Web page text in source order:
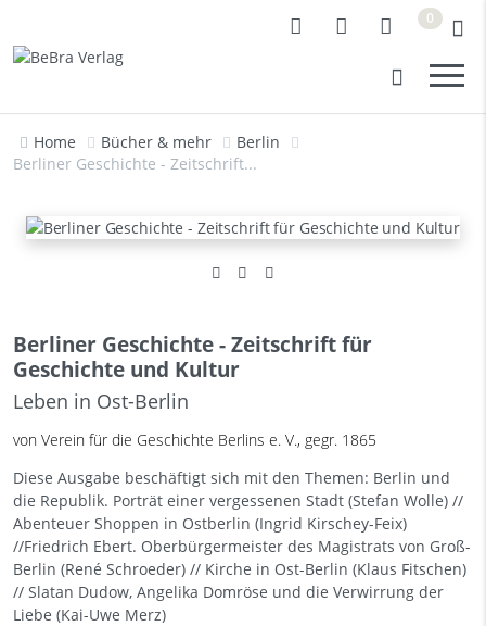
0
Home Bücher & mehr
Berlin
Berliner Geschichte - Zeitschrift...
Berliner Geschichte - Zeitschrift für
Geschichte und Kultur
Leben in Ost-Berlin
von Verein für die Geschichte Berlins e. V., gegr. 1865
Diese Ausgabe beschäftigt sich mit den Themen: Berlin und
die Republik. Porträt einer vergessenen Stadt (Stefan Wolle) //
Abenteuer Shoppen in Ostberlin (Ingrid Kirschey-Feix)
//Friedrich Ebert. Oberbürgermeister des Magistrats von Groß-
Berlin (René Schroeder) // Kirche in Ost-Berlin (Klaus Fitschen)
// Slatan Dudow, Angelika Domröse und die Verwirrung der
Liebe (Kai-Uwe Merz)